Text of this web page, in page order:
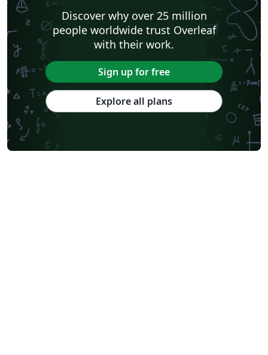
Discover why over 25 million
people worldwide trust Overleaf
with their work.
Sign up for free
Explore all plans